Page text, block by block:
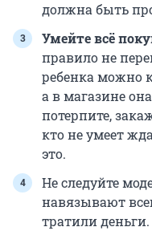
должна быть
Умейте всё
правило не
ребенка можно
а в магазине
потерпите,
кто не умеет
это.
Не следуйте
навязывают
тратили деньги.